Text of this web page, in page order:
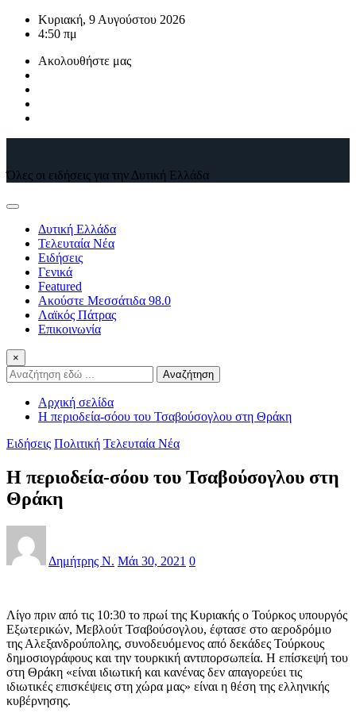
ΜετάβασηΚυριακή, 9 Αυγούστου 2026
4:50 πμ
Ακολουθήστε μας
Όλες οι ειδήσεις για την Δυτική Ελλάδα
Δυτική Ελλάδα
Τελευταία Νέα
Ειδήσεις
Γενικά
Featured
Ακούστε Μεσσάτιδα 98.0
Λαϊκός Πάτρας
Επικοινωνία
×
Αναζήτηση
Αρχική σελίδα
Η περιοδεία-σόου του Τσαβούσογλου στη Θράκη
Ειδήσεις Πολιτική Τελευταία Νέα
Η περιοδεία-σόου του Τσαβούσογλου στη
Θράκη
Δημήτρης Ν. Μάι 30, 2021 0
Λίγο πριν από τις 10:30 το πρωί της Κυριακής ο Τούρκος υπουργός
Εξωτερικών, Μεβλούτ Τσαβούσογλου, έφτασε στο αεροδρόμιο
της Αλεξανδρούπολης, συνοδευόμενος από δεκάδες Τούρκους
δημοσιογράφους και την τουρκική αντιπορσωπεία. Η επίσκεψή του
στη Θράκη «είναι ιδιωτική και κανένας δεν απαγορεύει τις
ιδιωτικές επισκέψεις στη χώρα μας» είναι η θέση της ελληνικής
κυβέρνησης.